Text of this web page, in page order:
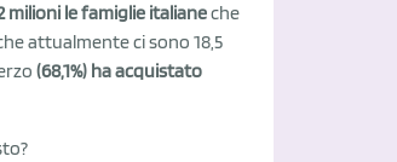
milioni le famiglie italianeche
attualmente ci sono 18,5
(68,1%) ha acquistato